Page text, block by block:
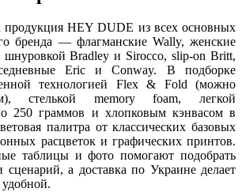
продукция HEY DUDE из всех основных
бренда — флагманские Wally, женские
Bradley и Sirocco, slip-on Britt,
Eric и Conway. В подборке
технологией Flex & Fold (можно
стелькой memory foam, легкой
250 граммов и хлопковым кэнвасом в
палитра от классических базовых
расцветок и графических принтов.
таблицы и фото помогают подобрать
сценарий, а доставка по Украине делает